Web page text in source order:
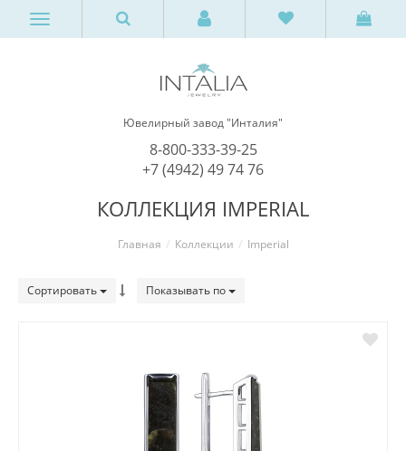
Ювелирный завод "Инталия"
8-800-333-39-25
+7 (4942) 49 74 76
КОЛЛЕКЦИЯ IMPERIAL
Главная Коллекции Imperial
Сортировать Показывать по